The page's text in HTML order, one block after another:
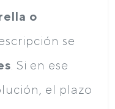
o
se
. Si en ese
el plazo